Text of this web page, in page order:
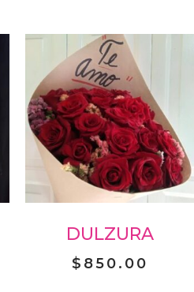
DULZURA
$ 850.00